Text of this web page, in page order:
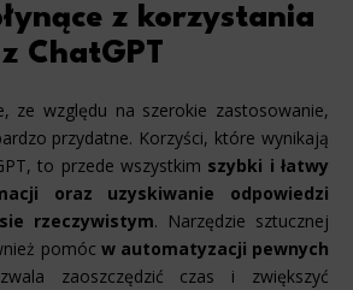
z korzystania
z ChatGPT
ze względu na szerokie zastosowanie,
przydatne. Korzyści, które wynikają
to przede wszystkim szybki i łatwy
oraz uzyskiwanie odpowiedzi
rzeczywistym. Narzędzie sztucznej
pomóc w automatyzacji pewnych
zaoszczędzić czas i zwiększyć